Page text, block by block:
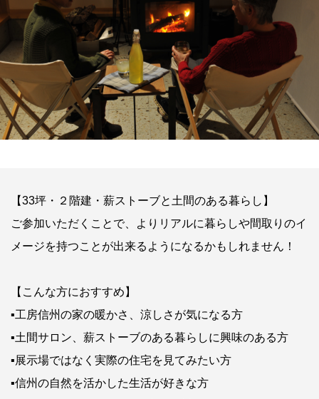
【33坪・２階建・薪ストーブと土間のある暮らし】
ご参加いただくことで、よりリアルに暮らしや間取りのイ
メージを持つことが出来るようになるかもしれません！
【こんな方におすすめ】
▪工房信州の家の暖かさ、涼しさが気になる方
▪土間サロン、薪ストーブのある暮らしに興味のある方
▪展示場ではなく実際の住宅を見てみたい方
▪信州の自然を活かした生活が好きな方